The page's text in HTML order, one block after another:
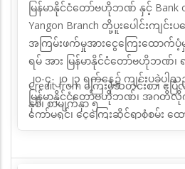
မြန်မာနိုင်ငံတော်ဗဟိုဘဏ် နှင့် Bank
Yangon Branch တို့ပူးပေါင်းကျင်း
အကြမ်းဖက်မှုအားငွေကြေးထောက်
ရမ် အား မြန်မာနိုင်ငံတော်ဗဟိုဘ
၂၀-၄-၂၀၂၃ ရက်နေ့၌ ကျင်းပခဲ့ပ
မြန်မာနိုင်ငံတော်ဗဟိုဘဏ်၊ အဂတိလို
ကော်မရှင်၊ ငွေကြေးဆိုင်ရာစုံစမ်း
စုံစမ်းစစ်ဆေးရေးဦးစီးဌာန ၊ သက်ဆို
Credit from ကြေးမုံသတင်းစာ၊ ဧပ
နှစ်၊ စာမျက်နှာ ၅